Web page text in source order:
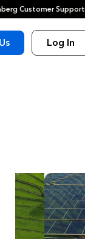
Customer Support
Log In